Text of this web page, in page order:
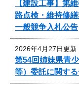
【建設工事】
路点検・維持修
一般競争入札公告
2026年4月27日更新
第54回姉妹県青
等）委託に関す